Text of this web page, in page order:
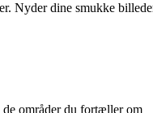
Nyder dine smukke
områder du fortæller om